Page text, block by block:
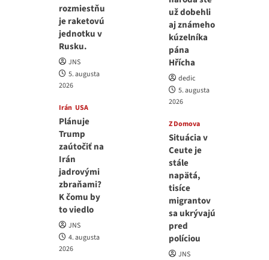
rozmiestňu
je raketovú
jednotku v
Rusku.
JNS
5. augusta
2026
Irán USA
Plánuje
Trump
zaútočiť na
Irán
jadrovými
zbraňami?
K čomu by
to viedlo
JNS
4. augusta
2026
už dobehli
aj známeho
kúzelníka
pána
Hřícha
dedic
5. augusta
2026
Z Domova
Situácia v
Ceute je
stále
napätá,
tisíce
migrantov
sa ukrývajú
pred
políciou
JNS